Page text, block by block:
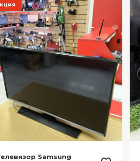
Samsung